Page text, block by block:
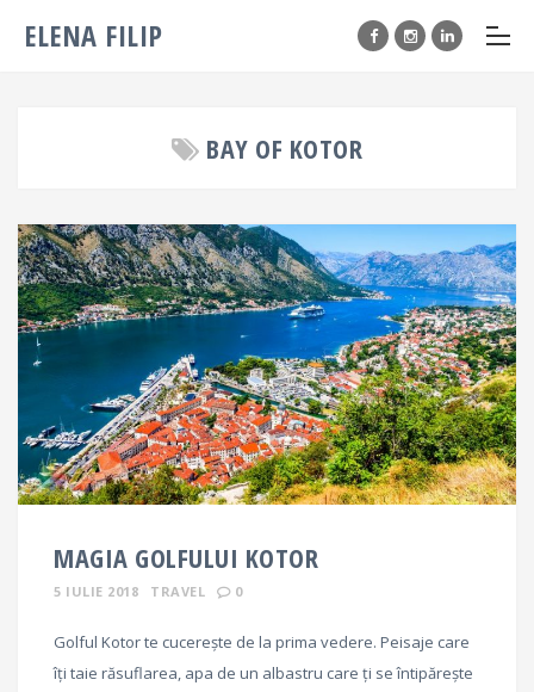
ELENA FILIP
BAY OF KOTOR
MAGIA GOLFULUI KOTOR
5 IULIE 2018 TRAVEL 0
Golful Kotor te cucerește de la prima vedere. Peisaje care
îți taie răsuflarea, apa de un albastru care ți se întipărește